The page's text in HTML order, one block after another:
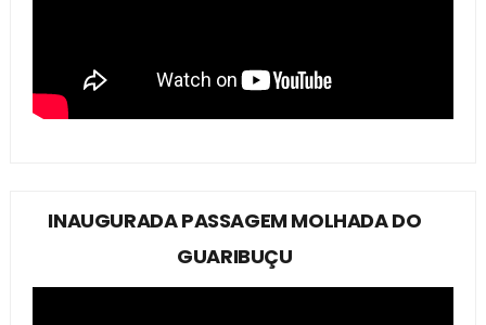
INAUGURADA PASSAGEM MOLHADA DO
GUARIBUÇU